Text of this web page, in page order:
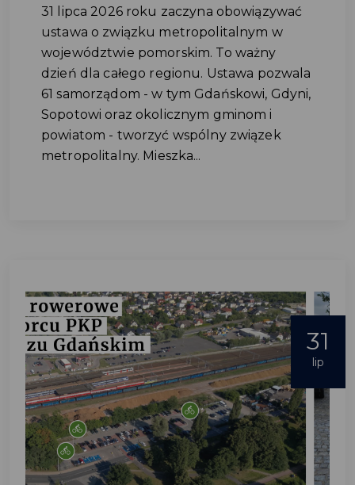
31 lipca 2026 roku zaczyna obowiązywać
ustawa o związku metropolitalnym w
województwie pomorskim. To ważny
dzień dla całego regionu. Ustawa pozwala
61 samorządom - w tym Gdańskowi, Gdyni,
Sopotowi oraz okolicznym gminom i
powiatom - tworzyć wspólny związek
metropolitalny. Mieszka...
31
lip